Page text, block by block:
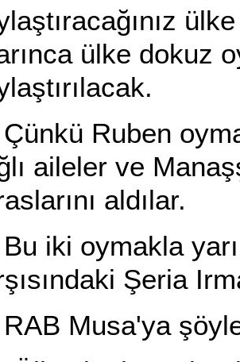
ülke dokuz
Çünkü Ruben
aileler ve
aldılar.
Bu iki oymakla
Şeria
RAB Musa'ya